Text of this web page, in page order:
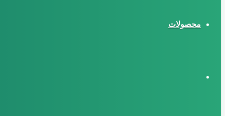
محصولات